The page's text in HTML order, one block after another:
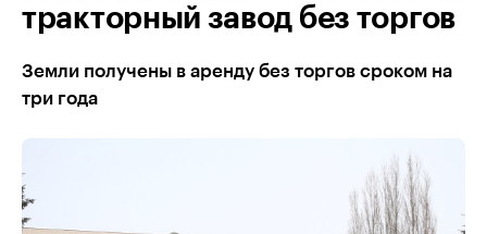
тракторный завод без торгов
Земли получены в аренду без торгов сроком на
три года